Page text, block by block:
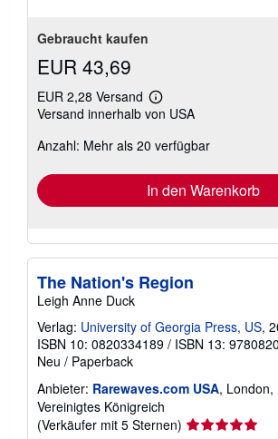
Gebraucht kaufen
EUR 43,69
EUR 2,28 Versand
Weitere
Informationen
Versandkosten
Versand innerhalb von USA
Anzahl: Mehr als 20 verfügbar
In den Warenkorb
The Nation's Region
Leigh Anne Duck
Verlag: University of Georgia Press, US,
ISBN 10: 0820334189 / ISBN 13:
Neu / Paperback
Anbieter: Rarewaves.com USA, London,
Vereinigtes Königreich
(Verkäufer mit 5 Sternen)